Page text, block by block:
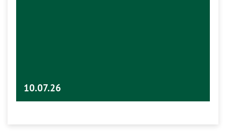
10.07.26